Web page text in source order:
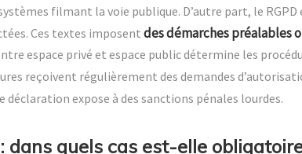
filmant la voie publique. D’autre part, le
Ces textes imposent des démarches préalables
espace privé et espace public détermine les
reçoivent régulièrement des demandes
déclaration expose à des sanctions pénales lourdes.
dans quels cas est-elle